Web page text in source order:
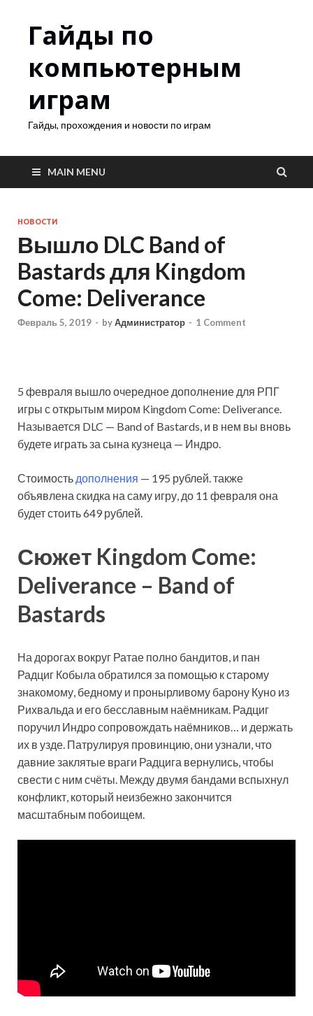
Гайды по
компьютерным
играм
Гайды, прохождения и новости по играм
MAIN MENU
НОВОСТИ
Вышло DLC Band of
Bastards для Kingdom
Come: Deliverance
Февраль 5, 2019 - byАдминистратор - 1 Comment
5 февраля вышло очередное дополнение для РПГ
игры с открытым миром Kingdom Come: Deliverance.
Называется DLC — Band of Bastards, и в нем вы вновь
будете играть за сына кузнеца — Индро.
Стоимость дополнения — 195 рублей. также
объявлена скидка на саму игру, до 11 февраля она
будет стоить 649 рублей.
Сюжет Kingdom Come:
Deliverance – Band of
Bastards
На дорогах вокруг Ратае полно бандитов, и пан
Радциг Кобыла обратился за помощью к старому
знакомому, бедному и пронырливому барону Куно из
Рихвальда и его бесславным наёмникам. Радциг
поручил Индро сопровождать наёмников… и держать
их в узде. Патрулируя провинцию, они узнали, что
давние заклятые враги Радцига вернулись, чтобы
свести с ним счёты. Между двумя бандами вспыхнул
конфликт, который неизбежно закончится
масштабным побоищем.